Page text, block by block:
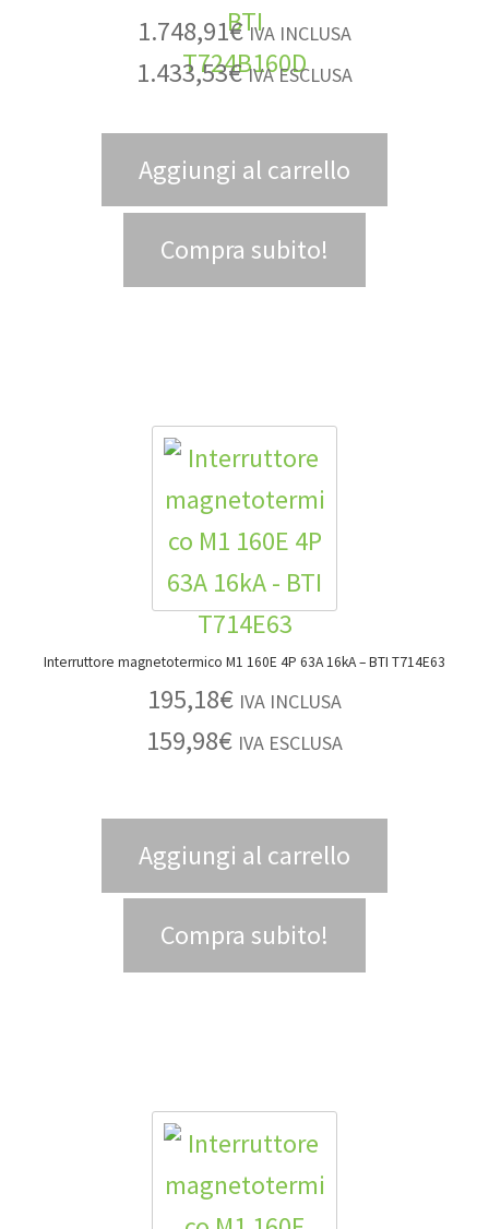
1.748,91€ IVA INCLUSA
1.433,53€ IVA ESCLUSA
Aggiungi al carrello
Compra subito!
Interruttore magnetotermico M1 160E 4P 63A 16kA – BTI T714E63
195,18€ IVA INCLUSA
159,98€ IVA ESCLUSA
Aggiungi al carrello
Compra subito!